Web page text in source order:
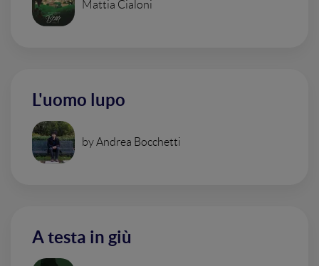
Mattia Cialoni
L'uomo lupo
by Andrea Bocchetti
A testa in giù